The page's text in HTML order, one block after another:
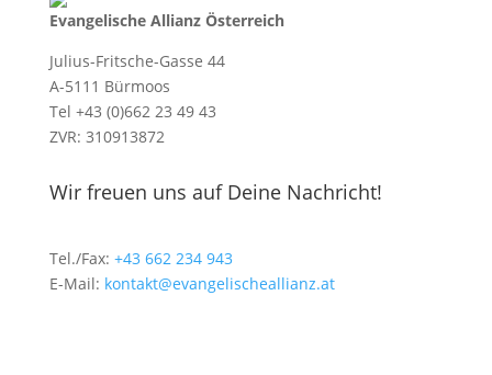
Evangelische Allianz Österreich
Julius-Fritsche-Gasse 44
A-5111 Bürmoos
Tel +43 (0)662 23 49 43
ZVR: 310913872
Wir freuen uns auf Deine Nachricht!
Tel./Fax: +43 662 234 943
E-Mail: kontakt@evangelischeallianz.at